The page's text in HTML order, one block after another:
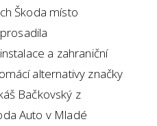
Škoda místo
a zahraniční
alternativy značky
Bačkovský z
Auto v Mladé